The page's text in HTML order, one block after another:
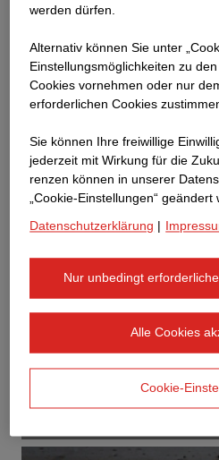
werden dürfen.
Alternativ können Sie unter
Einstellungsmöglichkeiten zu
Cookies vornehmen oder nur
erforderlichen Cookies
Sie können Ihre freiwillige
jederzeit mit Wirkung für die
renzen können in unserer
„Cookie-Einstellungen“ geändert
Datenschutzerklärung
Nur unbedingt
Alle Cookies
Cookie-